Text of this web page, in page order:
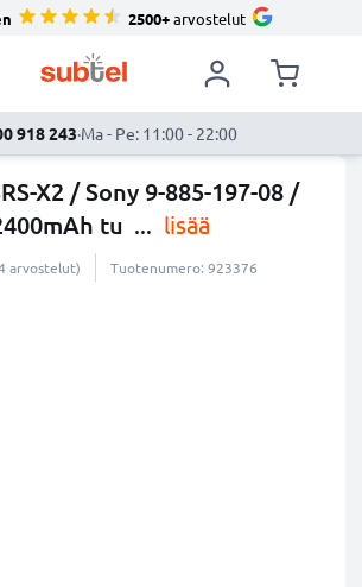
2500+arvostelut
918 243·Ma - Pe: 11:00 - 22:00
X2 / Sony 9-885-197-08 /
tu ... lisää
arvostelut) Tuotenumero: 923376